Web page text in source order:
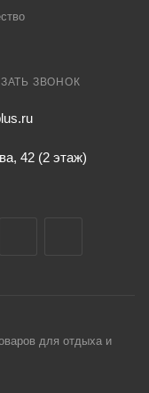
ЗВОНОК
42 (2 этаж)
для отдыха и